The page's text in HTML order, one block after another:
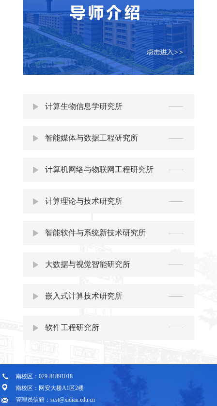
计算生物信息学研究所
智能媒体与数据工程研究所
计算机网络与物联网工程研究所
计算理论与技术研究所
智能软件与系统新技术研究所
大数据与视觉智能研究所
嵌入式计算技术研究所
软件工程研究所
南校区：029-81891018
南校区：网安大楼A1区2楼
管理员信箱：scst@xidian.edu.cn